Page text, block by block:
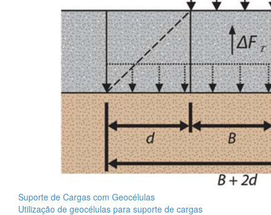
Suporte de Cargas com Geocélulas
Utilização de geocélulas para suporte de cargas